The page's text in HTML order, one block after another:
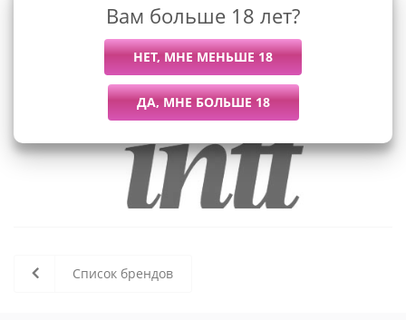
В данный момент нет активных
товаров
Список брендов
Вам больше 18 лет?